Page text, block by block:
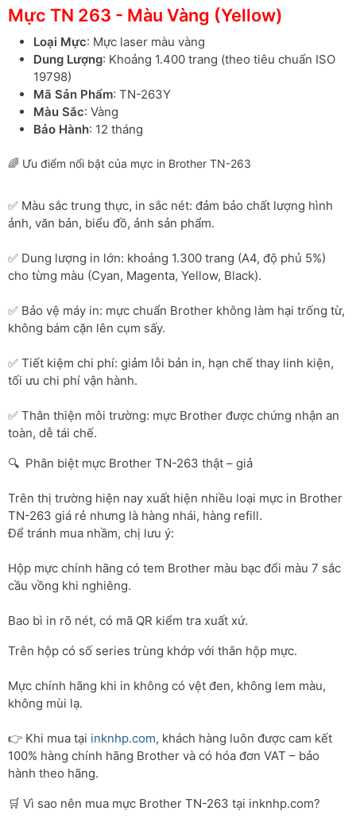
Mực TN 263 - Màu Vàng (Yellow)
Loại Mực: Mực laser màu vàng
Dung Lượng: Khoảng 1.400 trang (theo tiêu chuẩn ISO
19798)
Mã Sản Phẩm: TN-263Y
Màu Sắc: Vàng
Bảo Hành: 12 tháng
🌈 Ưu điểm nổi bật của mực in Brother TN-263
✅ Màu sắc trung thực, in sắc nét: đảm bảo chất lượng hình
ảnh, văn bản, biểu đồ, ảnh sản phẩm.
✅ Dung lượng in lớn: khoảng 1.300 trang (A4, độ phủ 5%)
cho từng màu (Cyan, Magenta, Yellow, Black).
✅ Bảo vệ máy in: mực chuẩn Brother không làm hại trống từ,
không bám cặn lên cụm sấy.
✅ Tiết kiệm chi phí: giảm lỗi bản in, hạn chế thay linh kiện,
tối ưu chi phí vận hành.
✅ Thân thiện môi trường: mực Brother được chứng nhận an
toàn, dễ tái chế.
🔍 Phân biệt mực Brother TN-263 thật – giả
Trên thị trường hiện nay xuất hiện nhiều loại mực in Brother
TN-263 giá rẻ nhưng là hàng nhái, hàng refill.
Để tránh mua nhầm, chị lưu ý:
Hộp mực chính hãng có tem Brother màu bạc đổi màu 7 sắc
cầu vồng khi nghiêng.
Bao bì in rõ nét, có mã QR kiểm tra xuất xứ.
Trên hộp có số series trùng khớp với thân hộp mực.
Mực chính hãng khi in không có vệt đen, không lem màu,
không mùi lạ.
👉 Khi mua tại inknhp.com, khách hàng luôn được cam kết
100% hàng chính hãng Brother và có hóa đơn VAT – bảo
hành theo hãng.
🛒 Vì sao nên mua mực Brother TN-263 tại inknhp.com?